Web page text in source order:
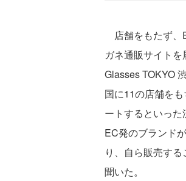
店舗をもたず、
ガネ通販サイト
Glasses TOKYO
国に11の店舗を
ートするといった
EC発のブランド
り、自ら販売す
聞いた。